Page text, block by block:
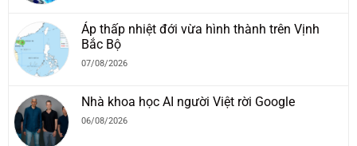
Áp thấp nhiệt đới vừa hình thành trên Vịnh
Bắc Bộ
07/08/2026
Nhà khoa học AI người Việt rời Google
06/08/2026